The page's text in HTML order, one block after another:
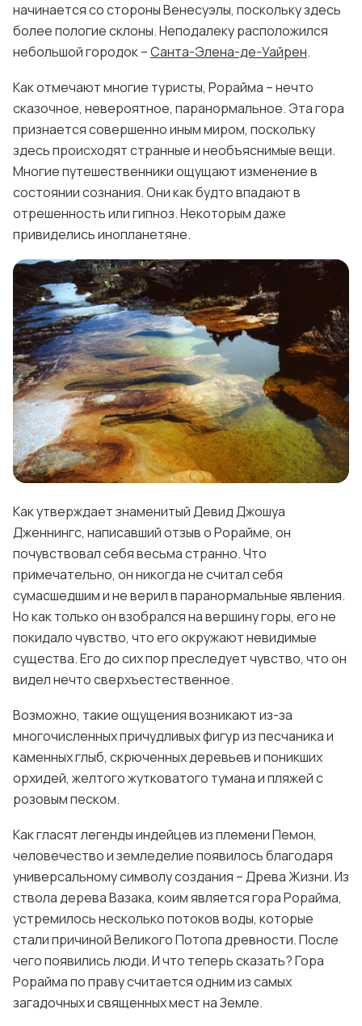
начинается со стороны Венесуэлы, поскольку здесь
более пологие склоны. Неподалеку расположился
небольшой городок –Санта-Элена-де-Уайрен.
Как отмечают многие туристы, Рорайма – нечто
сказочное, невероятное, паранормальное. Эта гора
признается совершенно иным миром, поскольку
здесь происходят странные и необъяснимые вещи.
Многие путешественники ощущают изменение в
состоянии сознания. Они как будто впадают в
отрешенность или гипноз. Некоторым даже
привиделись инопланетяне.
Как утверждает знаменитый Девид Джошуа
Дженнингс, написавший отзыв о Рорайме, он
почувствовал себя весьма странно. Что
примечательно, он никогда не считал себя
сумасшедшим и не верил в паранормальные явления.
Но как только он взобрался на вершину горы, его не
покидало чувство, что его окружают невидимые
существа. Его до сих пор преследует чувство, что он
видел нечто сверхъестественное.
Возможно, такие ощущения возникают из-за
многочисленных причудливых фигур из песчаника и
каменных глыб, скрюченных деревьев и поникших
орхидей, желтого жутковатого тумана и пляжей с
розовым песком.
Как гласят легенды индейцев из племени Пемон,
человечество и земледелие появилось благодаря
универсальному символу создания – Древа Жизни. Из
ствола дерева Вазака, коим является гора Рорайма,
устремилось несколько потоков воды, которые
стали причиной Великого Потопа древности. После
чего появились люди. И что теперь сказать? Гора
Рорайма по праву считается одним из самых
загадочных и священных мест на Земле.